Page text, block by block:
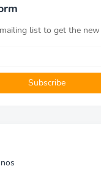
list to get the